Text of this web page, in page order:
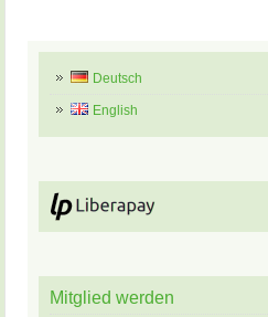
Deutsch
English
Mitglied werden